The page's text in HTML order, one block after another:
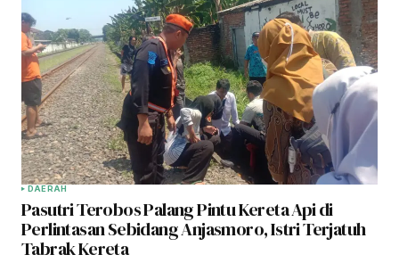
DAERAH
Pasutri Terobos Palang Pintu Kereta Api di
Perlintasan Sebidang Anjasmoro, Istri Terjatuh
Tabrak Kereta